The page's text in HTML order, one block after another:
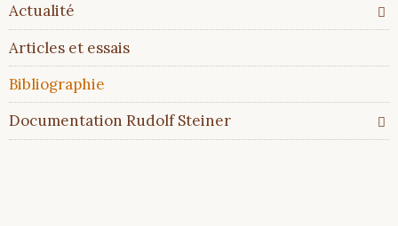
Actualité
Articles et essais
Bibliographie
Documentation Rudolf Steiner